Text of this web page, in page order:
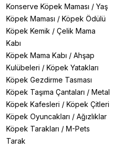
Konserve Köpek Maması / Yaş
Köpek Maması / Köpek Ödülü
Köpek Kemik / Çelik Mama
Kabı
Köpek Mama Kabı / Ahşap
Kulübeleri / Köpek Yatakları
Köpek Gezdirme Tasması
Köpek Taşıma Çantaları / Metal
Köpek Kafesleri / Köpek Çitleri
Köpek Oyuncakları / Ağızlıklar
Köpek Tarakları / M-Pets
Tarak